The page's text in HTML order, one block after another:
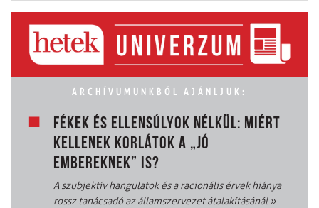
ARCHÍVUMUNKBÓL AJÁNLJUK:
FÉKEK ÉS ELLENSÚLYOK NÉLKÜL: MIÉRT
KELLENEK KORLÁTOK A „JÓ
EMBEREKNEK” IS?
A szubjektív hangulatok és a racionális érvek hiánya
rossz tanácsadó az államszervezet átalakításánál»